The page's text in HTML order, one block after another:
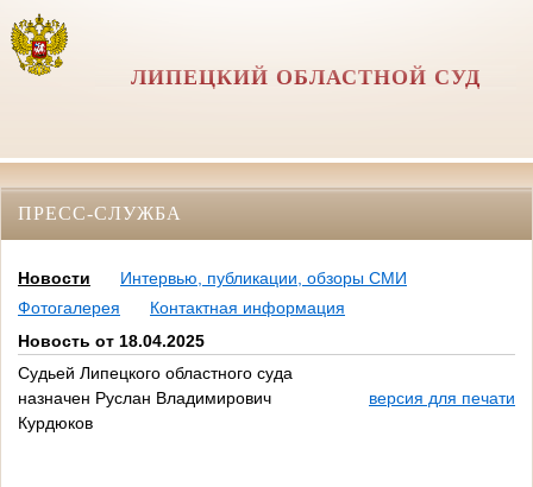
ЛИПЕЦКИЙ ОБЛАСТНОЙ СУД
ПРЕСС-СЛУЖБА
Новости
Интервью, публикации, обзоры СМИ
Фотогалерея
Контактная информация
Новость от 18.04.2025
Судьей Липецкого областного суда
назначен Руслан Владимирович
Курдюков
версия для печати